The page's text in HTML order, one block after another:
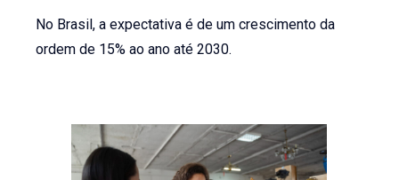
No Brasil, a expectativa é de um crescimento da
ordem de 15% ao ano até 2030.